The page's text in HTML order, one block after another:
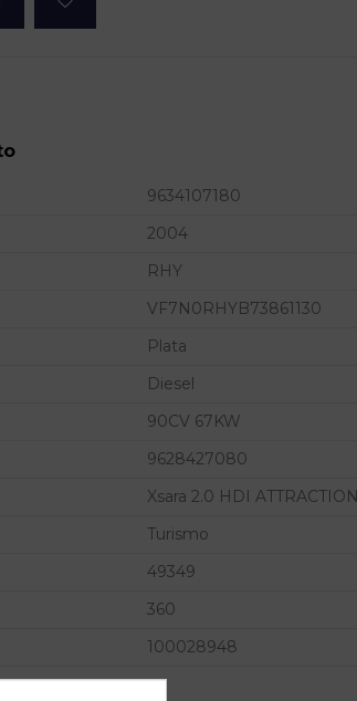
9634107180
2004
RHY
VF7N0RHYB73861130
Plata
Diesel
90CV 67KW
9628427080
Xsara 2.0 HDI ATTRACTION
Turismo
49349
360
100028948